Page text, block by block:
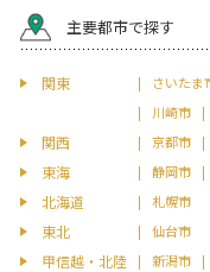
主要都市で探す
関東 さいたま
川崎市
関西 京都市
東海 静岡市
北海道 札幌市
東北 仙台市
甲信越・北陸 新潟市